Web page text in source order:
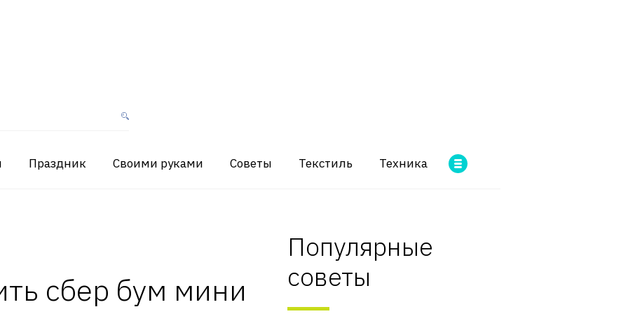
Праздник Своими руками Советы Текстиль Техника
сбер бум мини
Популярные
советы